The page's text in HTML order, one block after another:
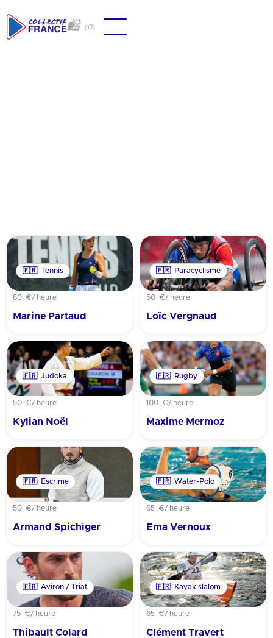
🛍 (0)
🇫🇷 Tennis
80 €/ heure
Marine Partaud
🇫🇷 Paracyclisme
50 €/ heure
Loïc Vergnaud
🇫🇷 Judoka
50 €/ heure
Kylian Noël
🇫🇷 Rugby
100 €/ heure
Maxime Mermoz
🇫🇷 Escrime
50 €/ heure
Armand Spichiger
🇫🇷 Water-Polo
65 €/ heure
Ema Vernoux
🇫🇷 Aviron / Triat
75 €/ heure
Thibault Colard
🇫🇷 Kayak slalom
65 €/ heure
Clément Travert